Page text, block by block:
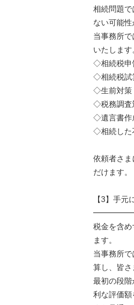
相続問題
ない可能性
当事務所
いたします
◇相続税申
◇相続税試
◇生前対策
◇税務調査
◇遺言書作
◇相続した
依頼者さ
だけます。
【3】手元
税金を含め
ます。
当事務所
算し、皆さ
最初の段
利な評価額